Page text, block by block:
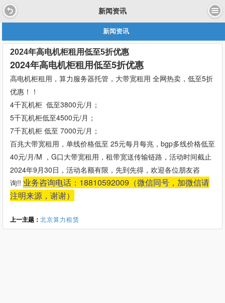
新闻资讯
新闻资讯
2024年高电机柜租用低至5折优惠
2024年高电机柜租用低至5折优惠
高电机柜租用，算力服务器托管，大带宽租用 全网热卖，低至5折
优惠！！
4千瓦机柜 低至3800元/月；
5千瓦机柜低至4500元/月；
7千瓦机柜 低至 7000元/月；
百兆大带宽租用，单线价格低至 25元每月每兆，bgp多线价格低至
40元/月/M ，G口大带宽租用，租带宽送传输链路，活动时间截止
2024年9月30日，活动名额有限，先到先得，欢迎各位朋友咨
询!! 业务咨询电话：18810592009（微信同号，加微信请
注明来源，谢谢）
上一主题： 北京算力租赁